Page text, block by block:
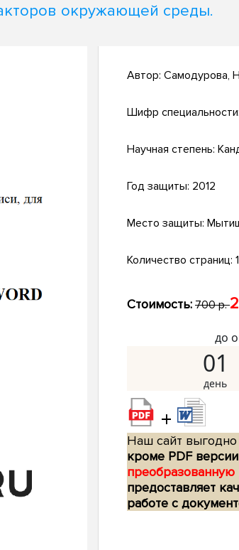
окружающей среды.
Автор: Самодурова,
Шифр специальности:
Научная степень:
Год защиты: 2012
Место защиты:
Количество страниц:
Стоимость: 700 р.
до
01
+
Наш сайт выгодно
кроме PDF версии
преобразованную
предоставляет
работе с